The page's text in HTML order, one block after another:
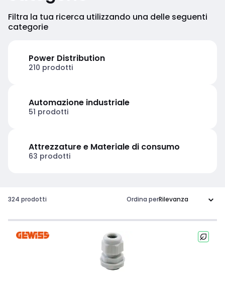
Filtra la tua ricerca utilizzando una delle seguenti
categorie
Power Distribution
210 prodotti
Automazione industriale
51 prodotti
Attrezzature e Materiale di consumo
63 prodotti
324 prodotti Ordina per